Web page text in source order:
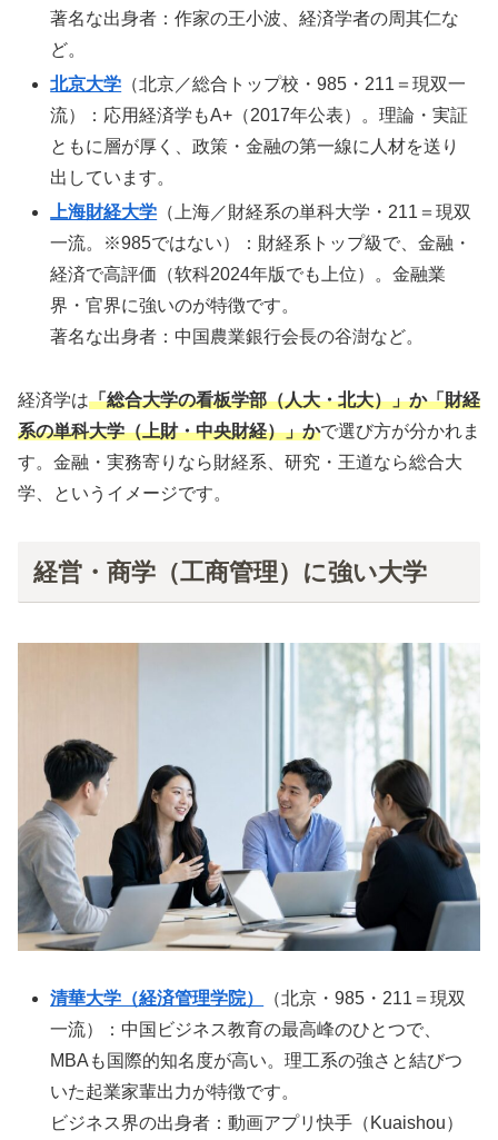
著名な出身者：作家の王小波、経済学者の周其仁な
ど。
北京大学 （北京／総合トップ校・985・211＝現双一
流）：応用経済学もA+（2017年公表）。理論・実証
ともに層が厚く、政策・金融の第一線に人材を送り
出しています。
上海財経大学 （上海／財経系の単科大学・211＝現双
一流。※985ではない）：財経系トップ級で、金融・
経済で高評価（软科2024年版でも上位）。金融業
界・官界に強いのが特徴です。
著名な出身者：中国農業銀行会長の谷澍など。
経済学は「総合大学の看板学部（人大・北大）」か「財経
系の単科大学（上財・中央財経）」かで選び方が分かれま
す。金融・実務寄りなら財経系、研究・王道なら総合大
学、というイメージです。
経営・商学（工商管理）に強い大学
清華大学（経済管理学院）
（北京・985・211＝現双
一流）：中国ビジネス教育の最高峰のひとつで、
MBAも国際的知名度が高い。理工系の強さと結びつ
いた起業家輩出力が特徴です。
ビジネス界の出身者：動画アプリ快手（Kuaishou）